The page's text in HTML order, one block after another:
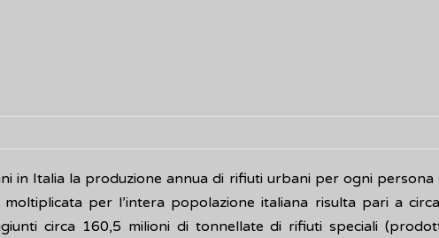
in Italia la produzione annua di rifiuti urbani per ogni
per l’intera popolazione italiana risulta pari a
circa 160,5 milioni di tonnellate di rifiuti speciali